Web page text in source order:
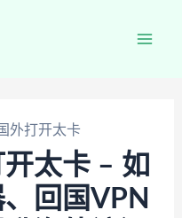
外打开太卡
太卡 – 如
回国VPN